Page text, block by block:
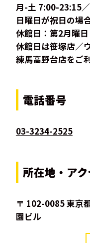
月-土 7:00-23:15
日曜日が祝日の場
休館日：第2月曜日
休館日は笹塚店／
練馬高野台店をご
電話番号
03-3234-2525
所在地・ア
〒 102-0085 東京
園ビル